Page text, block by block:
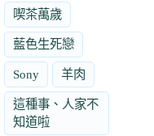
喫茶萬歲
藍色生死戀
Sony 羊肉
這種事、人家不
知道啦